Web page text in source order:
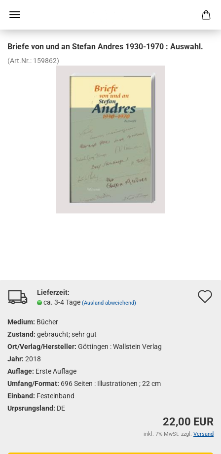
Brie­fe von und an Ste­fan And­res 1930-​1970 : Aus­wahl.
(Art.Nr.: 159862)
Lieferzeit:
ca. 3-4 Tage (Ausland abweichend)
Medium: Bücher
Zustand: gebraucht; sehr gut
Ort/Verlag/Hersteller: Göttingen : Wallstein Verlag
Jahr: 2018
Auflage: Erste Auflage
Umfang/Format: 696 Seiten : Illustrationen ; 22 cm
Einband: Festeinband
Urpsrungsland: DE
22,00 EUR
inkl. 7% MwSt. zzgl. Versand